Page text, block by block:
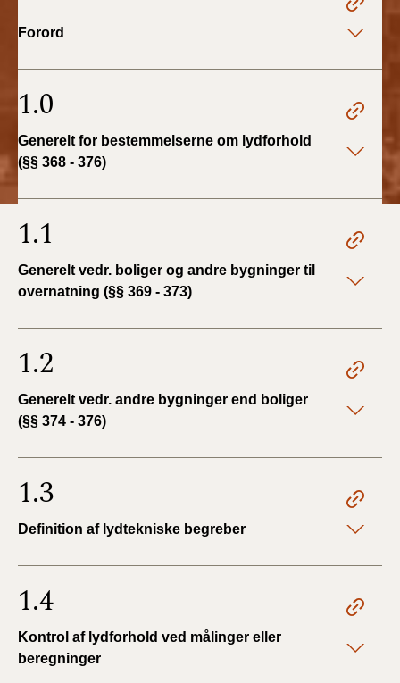
BR18 (1/1 - 30/6
BR18 (1/1-29/6
BR18 (10/3-30/6
BR18 (4/7-31/12
2019)
BR18 (1/1-4/7 2019)
2018)
BR18 (1/1-30/6
BR15 (2015-2018)
Forord
1.0
Generelt for bestemmelserne om lydforhold
(§§ 368 - 376)
1.1
Generelt vedr. boliger og andre bygninger til
overnatning (§§ 369 - 373)
1.2
Generelt vedr. andre bygninger end boliger
(§§ 374 - 376)
1.3
Definition af lydtekniske begreber
1.4
Kontrol af lydforhold ved målinger eller
beregninger